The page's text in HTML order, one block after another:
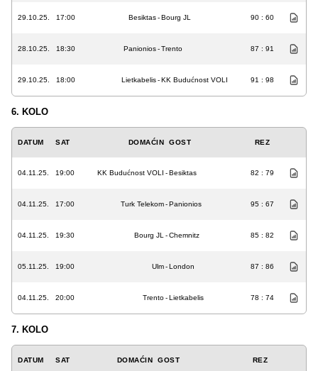
29.10.25. 17:00 Besiktas-Bourg JL 90 : 60
28.10.25. 18:30 Panionios-Trento 87 : 91
29.10.25. 18:00 Lietkabelis-KK Budućnost VOLI 91 : 98
6. KOLO
DATUM SAT DOMAĆIN GOST REZ
04.11.25. 19:00 KK Budućnost VOLI -Besiktas 82 : 79
04.11.25. 17:00 Turk Telekom-Panionios 95 : 67
04.11.25. 19:30 Bourg JL -Chemnitz 85 : 82
05.11.25. 19:00 Ulm-London 87 : 86
04.11.25. 20:00 Trento-Lietkabelis 78 : 74
7. KOLO
DATUM SAT DOMAĆIN GOST REZ